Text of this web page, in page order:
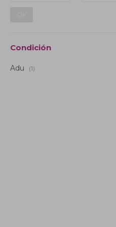
Condición
Adu (1)